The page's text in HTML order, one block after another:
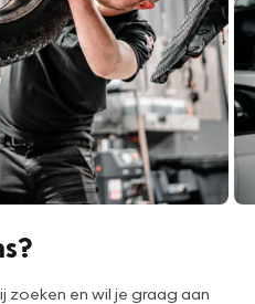
zoeken en wil je graag aan